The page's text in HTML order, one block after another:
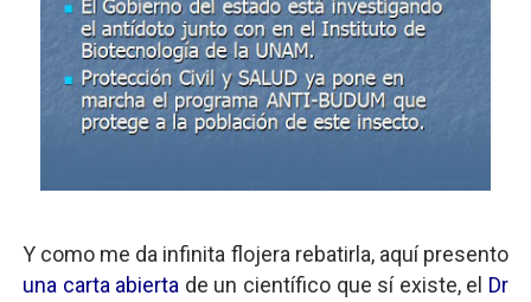
Y como me da infinita flojera rebatirla, aquí presento
una carta abierta de un científico que sí existe, el Dr